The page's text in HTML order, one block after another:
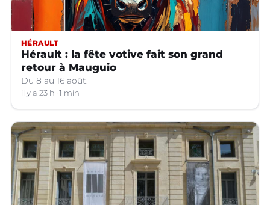
HÉRAULT
Hérault : la fête votive fait son grand
retour à Mauguio
Du 8 au 16 août.
il y a 23 h 1 min